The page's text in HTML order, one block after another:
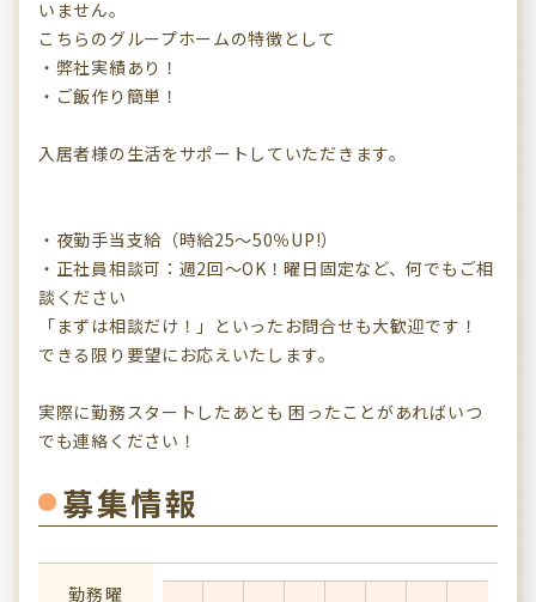
いません。
こちらのグループホームの特徴として
・弊社実績あり！
・ご飯作り簡単！
入居者様の生活をサポートしていただきます。
・夜勤手当支給（時給25～50％UP!）
・正社員相談可：週2回～OK！曜日固定など、何でもご相
談ください
「まずは相談だけ！」といったお問合せも大歓迎です！
できる限り要望にお応えいたします。
実際に勤務スタートしたあとも 困ったことがあればいつ
でも連絡ください！
募集情報
勤務曜